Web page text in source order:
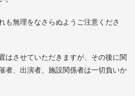
も無理をなさらぬようご注意くださ
はさせていただきますが、その後に関
者、出演者、施設関係者は一切負いか